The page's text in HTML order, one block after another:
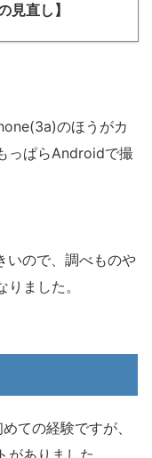
見直し】
のほうがカ
っぱらAndroidで撮
いので、調べものや
ました。
ての経験ですが、